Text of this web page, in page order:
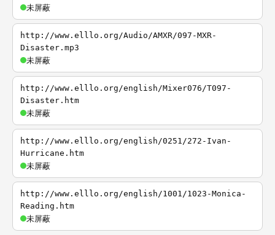
未屏蔽
http://www.elllo.org/Audio/AMXR/097-MXR-
Disaster.mp3
未屏蔽
http://www.elllo.org/english/Mixer076/T097-
Disaster.htm
未屏蔽
http://www.elllo.org/english/0251/272-Ivan-
Hurricane.htm
未屏蔽
http://www.elllo.org/english/1001/1023-Monica-
Reading.htm
未屏蔽